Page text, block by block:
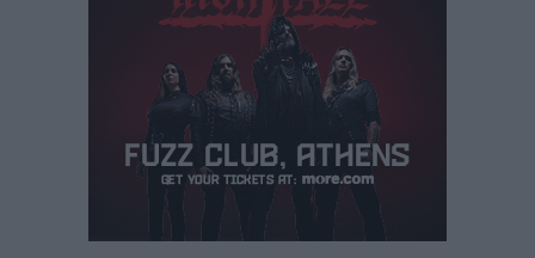
στο άλμπουμ. Έχουμε ηχογραφήσει 13 και
πιθανότατα θα επιλέξουμε τα 10, αλλά μπορεί
να είστε τυχεροί και να τα ακούσετε όλα
Για το τραγούδι που έγραψαν με τον Jeff